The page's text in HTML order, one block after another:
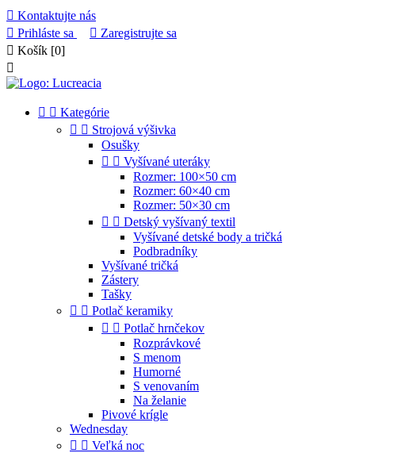
 Kontaktujte nás
 Prihláste sa  Zaregistrujte sa
 Košík [0]

  Kategórie
  Strojová výšivka
Osušky
  Vyšívané uteráky
Rozmer: 100×50 cm
Rozmer: 60×40 cm
Rozmer: 50×30 cm
  Detský vyšívaný textil
Vyšívané detské body a tričká
Podbradníky
Vyšívané tričká
Zástery
Tašky
  Potlač keramiky
  Potlač hrnčekov
Rozprávkové
S menom
Humorné
S venovaním
Na želanie
Pivové krígle
Wednesday
  Veľká noc